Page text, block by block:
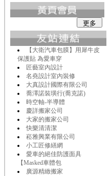
【大衛汽車包膜】用犀牛皮
保護貼 為愛車穿
匠藝室內設計
名堯設計室內裝修
大真設計國際有限公司
喬澤諾裝璜行(喬克諾)
時空軸-半導體
慶詳搬家公司
大家的搬家公司
快樂清清潔
崧雅興業有限公司
小工匠修繕網
愛車的絕佳防護面具
【Masked車體包
廣源精緻搬家